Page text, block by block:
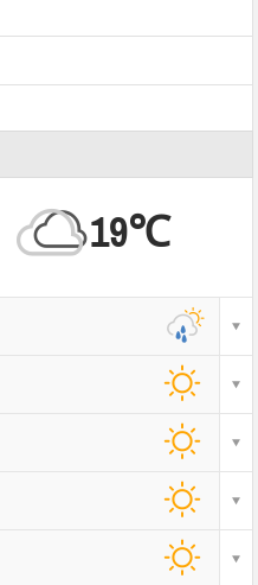
19℃